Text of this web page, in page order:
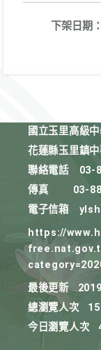
下架日期：
國立玉里高級
花蓮縣玉里鎮
聯絡電話
03-
傳真
03-
電子信箱
https://
最後更新
總瀏覽人次
今日瀏覽人次